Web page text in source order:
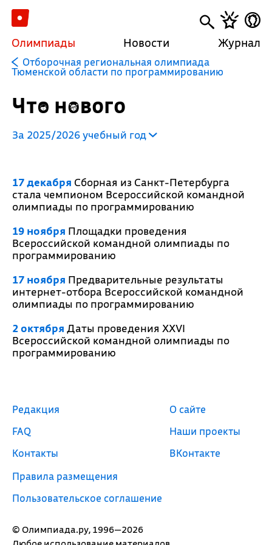
Олимпиады Новости Журнал
Отборочная региональная олимпиада
Тюменской области по программированию
Что нового
За 2025/2026 учебный год
17 декабря Сборная из Санкт-Петербурга
стала чемпионом Всероссийской командной
олимпиады по программированию
19 ноября Площадки проведения
Всероссийской командной олимпиады по
программированию
17 ноября Предварительные результаты
интернет-отбора Всероссийской командной
олимпиады по программированию
2 октября Даты проведения XXVI
Всероссийской командной олимпиады по
программированию
© Олимпиада.ру, 1996—2026
Редакция
FAQ
Контакты
Правила размещения
Пользовательское соглашение
О сайте
Наши проекты
ВКонтакте